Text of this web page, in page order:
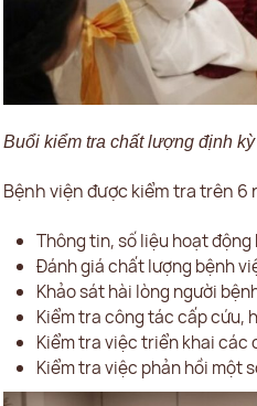
Buổi kiểm tra chất lượng định
Bệnh viện được kiểm tra trên
Thông tin, số liệu hoạt động
Đánh giá chất lượng bệnh
Khảo sát hài lòng người
Kiểm tra công tác cấp cứu,
Kiểm tra việc triển khai các
Kiểm tra việc phản hồi một